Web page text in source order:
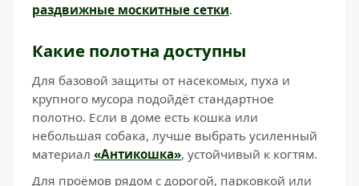
раздвижные москитные сетки.
Какие полотна доступны
Для базовой защиты от насекомых, пуха и
крупного мусора подойдёт стандартное
полотно. Если в доме есть кошка или
небольшая собака, лучше выбрать усиленный
материал «Антикошка», устойчивый к когтям.
Для проёмов рядом с дорогой, парковкой или